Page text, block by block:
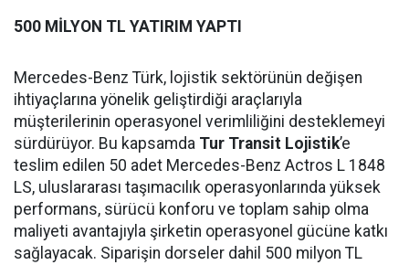
500 MİLYON TL YATIRIM YAPTI
Mercedes-Benz Türk, lojistik sektörünün değişen
ihtiyaçlarına yönelik geliştirdiği araçlarıyla
müşterilerinin operasyonel verimliliğini desteklemeyi
sürdürüyor. Bu kapsamda Tur Transit Lojistik’e
teslim edilen 50 adet Mercedes-Benz Actros L 1848
LS, uluslararası taşımacılık operasyonlarında yüksek
performans, sürücü konforu ve toplam sahip olma
maliyeti avantajıyla şirketin operasyonel gücüne katkı
sağlayacak. Siparişin dorseler dahil 500 milyon TL